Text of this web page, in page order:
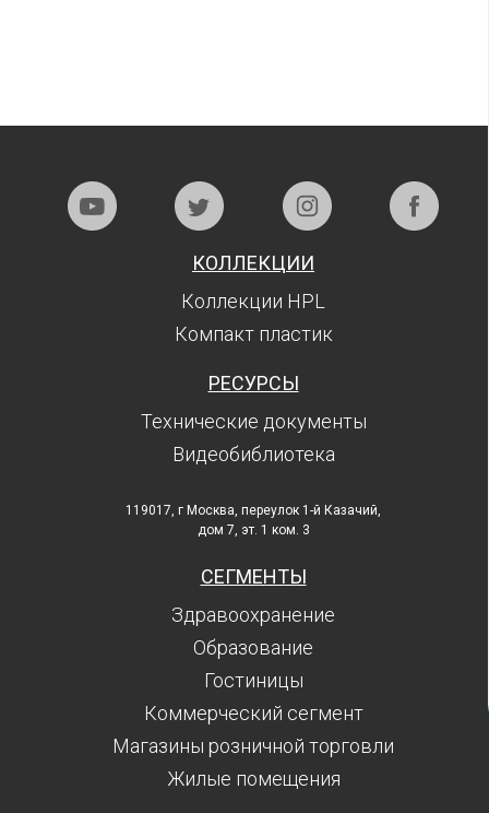
КОЛЛЕКЦИИ
Коллекции HPL
Компакт пластик
РЕСУРСЫ
Технические документы
Видеобиблиотека
119017, г Москва, переулок 1-й Казачий,
дом 7, эт. 1 ком. 3
СЕГМЕНТЫ
Здравоохранение
Образование
Гостиницы
Коммерческий сегмент
Магазины розничной торговли
Жилые помещения